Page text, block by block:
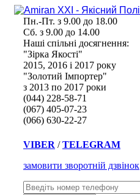
Пн.-Пт. з 9.00 до 18.00
Сб. з 9.00 до 14.00
Наші спільні досягнення:
"Зірка Якості"
2015, 2016 і 2017 року
"Золотий Імпортер"
з 2013 по 2017 роки
(044) 228-58-71
(067) 405-07-23
(066) 630-22-27
VIBER /TELEGRAM
замовити зворотній дзвінок